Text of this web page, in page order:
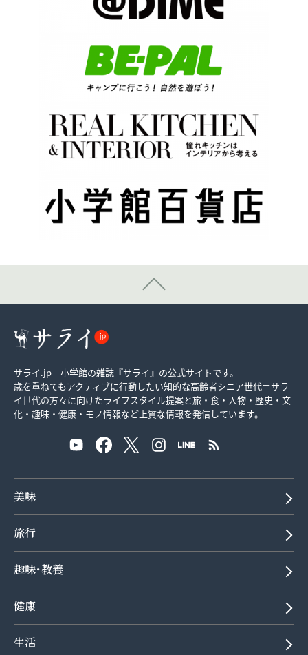
サライ.jp｜小学館の雑誌『サライ』の公式サイトです。
歳を重ねてもアクティブに行動したい知的な高齢者シニア世代＝サラ
イ世代の方々に向けたライフスタイル提案と旅・食・人物・歴史・文
化・趣味・健康・モノ情報など上質な情報を発信しています。
美味
旅行
趣味･教養
健康
生活